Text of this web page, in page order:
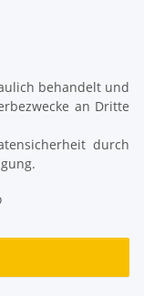
behandelt und
an Dritte
durch